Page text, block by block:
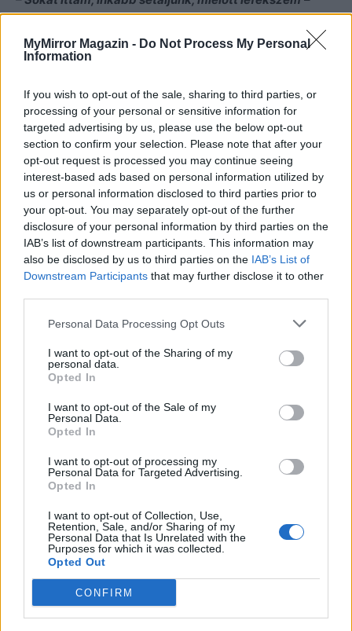
MyMirror Magazin - Do Not Process My Personal
Information
If you wish to opt-out of the sale, sharing to third parties, or
processing of your personal or sensitive information for
targeted advertising by us, please use the below opt-out
section to confirm your selection. Please note that after your
opt-out request is processed you may continue seeing
interest-based ads based on personal information utilized by
us or personal information disclosed to third parties prior to
your opt-out. You may separately opt-out of the further
disclosure of your personal information by third parties on the
IAB’s list of downstream participants. This information may
also be disclosed by us to third parties on the IAB’s List of
Downstream Participants that may further disclose it to other
Personal Data Processing Opt Outs
I want to opt-out of the Sharing of my
personal data.
Opted In
I want to opt-out of the Sale of my
Personal Data.
Opted In
I want to opt-out of processing my
Personal Data for Targeted Advertising.
Opted In
I want to opt-out of Collection, Use,
Retention, Sale, and/or Sharing of my
Personal Data that Is Unrelated with the
Purposes for which it was collected.
Opted Out
CONFIRM
– Jól áll neked a sok bor!
– Dehogy áll jó, csak te nem veszed észre, hogy
A férfi kedvesen megsimította az arcát.
Ekkor megszólalt Marco telefonja. Veronica asszony volt
az
– Édesem, nem akarlak zavarni– kezdte, –de ahogy
ismerlek, biztos tudom, hogy elfelejtesz szólni Kiarának
az estélyről.
– Mama, te mindig mindent tudsz!
– Akkor kérlek, mondd meg neki, mert a nők szeretnek
mindent előre tudni. És küldök neki egy ölelést!
– Rendben. Nem fogom elfelejteni.
Amint letette, elmosolyodott, mert Kiara olyan kíváncsi
tekintettel nézett rá, mint egy kislány.
– Nagy ünnepség lesz nálunk! Olyan estély féle. Apám
hetven éves lesz. Anya téged is szeretne ott látni. Kérte,
hogy szóljak neked. Küld egy ölelést is!
– Egy családi összejövetelen? – csodálkozott
meglepetten a lány. Idegesen babrálta a haját, és közben
arra gondolt, mennyire jó lenne Marco karjaiban lenni,
érezni az ölelését, megérinteni nyakszirtjén a bőrét.